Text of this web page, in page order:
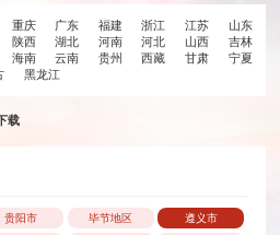
重庆 广东 福建 浙江 江苏
山东
陕西 湖北 河南 河北 山西
吉林
海南 云南 贵州 西藏 甘肃
宁夏
黑龙江
载
贵阳市 毕节地区 遵义市